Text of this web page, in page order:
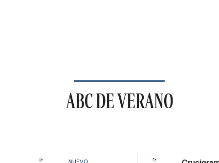
ABC DE VERANO
NUEVO